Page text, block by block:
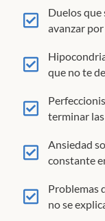
Duelos que
avanzar
que no te
terminar
Ansiedad
constante
Problemas
no se